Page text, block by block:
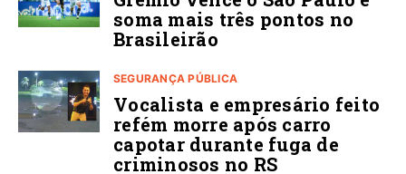
soma mais três pontos no
Brasileirão
SEGURANÇA PÚBLICA
Vocalista e empresário feito
refém morre após carro
capotar durante fuga de
criminosos no RS